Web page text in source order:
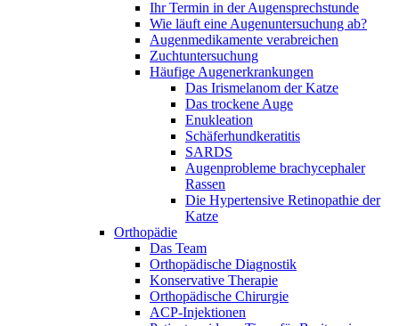
Ihr Termin in der Augensprechstunde
Wie läuft eine Augenuntersuchung ab?
Augenmedikamente verabreichen
Zuchtuntersuchung
Häufige Augenerkrankungen
Das Irismelanom der Katze
Das trockene Auge
Enukleation
Schäferhundkeratitis
SARDS
Augenprobleme brachycephaler
Rassen
Die Hypertensive Retinopathie der
Katze
Orthopädie
Das Team
Orthopädische Diagnostik
Konservative Therapie
Orthopädische Chirurgie
ACP-Injektionen